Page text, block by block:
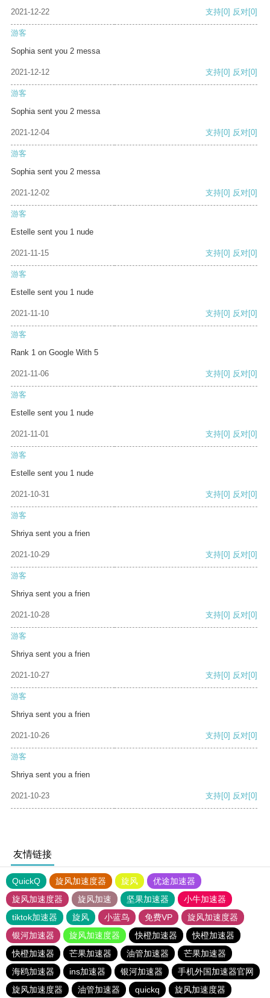
2021-12-22 支持[0] 反对[0]
游客
Sophia sent you 2 messa
2021-12-12 支持[0] 反对[0]
游客
Sophia sent you 2 messa
2021-12-04 支持[0] 反对[0]
游客
Sophia sent you 2 messa
2021-12-02 支持[0] 反对[0]
游客
Estelle sent you 1 nude
2021-11-15 支持[0] 反对[0]
游客
Estelle sent you 1 nude
2021-11-10 支持[0] 反对[0]
游客
Rank 1 on Google With 5
2021-11-06 支持[0] 反对[0]
游客
Estelle sent you 1 nude
2021-11-01 支持[0] 反对[0]
游客
Estelle sent you 1 nude
2021-10-31 支持[0] 反对[0]
游客
Shriya sent you a frien
2021-10-29 支持[0] 反对[0]
游客
Shriya sent you a frien
2021-10-28 支持[0] 反对[0]
游客
Shriya sent you a frien
2021-10-27 支持[0] 反对[0]
游客
Shriya sent you a frien
2021-10-26 支持[0] 反对[0]
游客
Shriya sent you a frien
2021-10-23 支持[0] 反对[0]
友情链接
QuickQ 旋风加速度器 旋风
优途加速器
旋风加速度器
旋风加速 坚果加速器
小牛加速器
tiktok加速器
旋风 小蓝鸟 免费VP
旋风加速度器
银河加速器
旋风加速度器 快橙加速器
快橙加速器
快橙加速器
芒果加速器 油管加速器
芒果加速器
海鸥加速器
ins加速器 银河加速器
手机外国加速器官网
旋风加速度器
油管加速器 quickq 旋风加速度器